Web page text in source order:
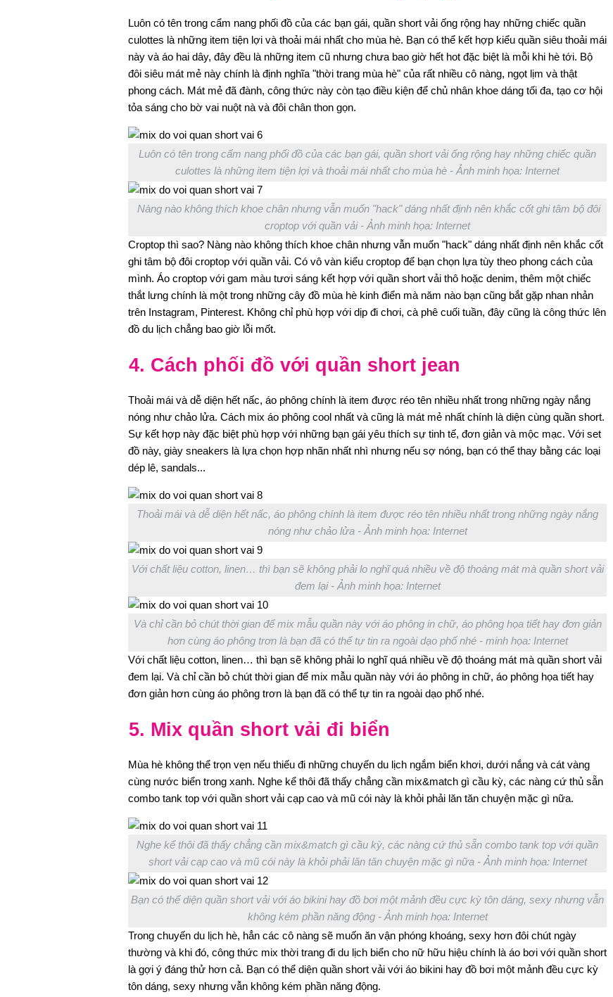
Luôn có tên trong cẩm nang phối đồ của các bạn gái, quần short vải ống rộng hay những chiếc quần
culottes là những item tiện lợi và thoải mái nhất cho mùa hè. Bạn có thể kết hợp kiểu quần siêu thoải mái
này và áo hai dây, đây đều là những item cũ nhưng chưa bao giờ hết hot đặc biệt là mỗi khi hè tới. Bộ
đôi siêu mát mẻ này chính là định nghĩa "thời trang mùa hè" của rất nhiều cô nàng, ngọt lịm và thật
phong cách. Mát mẻ đã đành, công thức này còn tạo điều kiện để chủ nhân khoe dáng tối đa, tạo cơ hội
tỏa sáng cho bờ vai nuột nà và đôi chân thon gọn.
Luôn có tên trong cẩm nang phối đồ của các bạn gái, quần short vải ống rộng hay những chiếc quần
culottes là những item tiện lợi và thoải mái nhất cho mùa hè - Ảnh minh họa: Internet
Nàng nào không thích khoe chân nhưng vẫn muốn "hack" dáng nhất định nên khắc cốt ghi tâm bộ đôi
croptop với quần vải - Ảnh minh họa: Internet
Croptop thì sao? Nàng nào không thích khoe chân nhưng vẫn muốn "hack" dáng nhất định nên khắc cốt
ghi tâm bộ đôi croptop với quần vải. Có vô vàn kiểu croptop để bạn chọn lựa tùy theo phong cách của
mình. Áo croptop với gam màu tươi sáng kết hợp với quần short vải thô hoặc denim, thêm một chiếc
thắt lưng chính là một trong những cây đồ mùa hè kinh điển mà năm nào bạn cũng bắt gặp nhan nhản
trên Instagram, Pinterest. Không chỉ phù hợp với dịp đi chơi, cà phê cuối tuần, đây cũng là công thức lên
đồ du lịch chẳng bao giờ lỗi mốt.
4. Cách phối đồ với quần short jean
Thoải mái và dễ diện hết nấc, áo phông chính là item được réo tên nhiều nhất trong những ngày nắng
nóng như chảo lửa. Cách mix áo phông cool nhất và cũng là mát mẻ nhất chính là diện cùng quần short.
Sự kết hợp này đặc biệt phù hợp với những bạn gái yêu thích sự tinh tế, đơn giản và mộc mạc. Với set
đồ này, giày sneakers là lựa chọn hợp nhãn nhất nhì nhưng nếu sợ nóng, bạn có thể thay bằng các loại
dép lê, sandals...
Thoải mái và dễ diện hết nấc, áo phông chính là item được réo tên nhiều nhất trong những ngày nắng
nóng như chảo lửa - Ảnh minh họa: Internet
Với chất liệu cotton, linen… thì bạn sẽ không phải lo nghĩ quá nhiều về độ thoáng mát mà quần short vải
đem lại - Ảnh minh họa: Internet
Và chỉ cần bỏ chút thời gian để mix mẫu quần này với áo phông in chữ, áo phông họa tiết hay đơn giản
hơn cùng áo phông trơn là bạn đã có thể tự tin ra ngoài dạo phố nhé - minh họa: Internet
Với chất liệu cotton, linen… thì bạn sẽ không phải lo nghĩ quá nhiều về độ thoáng mát mà quần short vải
đem lại. Và chỉ cần bỏ chút thời gian để mix mẫu quần này với áo phông in chữ, áo phông họa tiết hay
đơn giản hơn cùng áo phông trơn là bạn đã có thể tự tin ra ngoài dạo phố nhé.
5. Mix quần short vải đi biển
Mùa hè không thể trọn vẹn nếu thiếu đi những chuyến du lịch ngắm biển khơi, dưới nắng và cát vàng
cùng nước biển trong xanh. Nghe kể thôi đã thấy chẳng cần mix&match gì cầu kỳ, các nàng cứ thủ sẵn
combo tank top với quần short vải cạp cao và mũ cói này là khỏi phải lăn tăn chuyện mặc gì nữa.
Nghe kể thôi đã thấy chẳng cần mix&match gì cầu kỳ, các nàng cứ thủ sẵn combo tank top với quần
short vải cạp cao và mũ cói này là khỏi phải lăn tăn chuyện mặc gì nữa - Ảnh minh họa: Internet
Bạn có thể diện quần short vải với áo bikini hay đồ bơi một mảnh đều cực kỳ tôn dáng, sexy nhưng vẫn
không kém phần năng động - Ảnh minh họa: Internet
Trong chuyến du lịch hè, hẳn các cô nàng sẽ muốn ăn vận phóng khoáng, sexy hơn đôi chút ngày
thường và khi đó, công thức mix thời trang đi du lịch biển cho nữ hữu hiệu chính là áo bơi với quần short
là gợi ý đáng thử hơn cả. Bạn có thể diện quần short vải với áo bikini hay đồ bơi một mảnh đều cực kỳ
tôn dáng, sexy nhưng vẫn không kém phần năng động.